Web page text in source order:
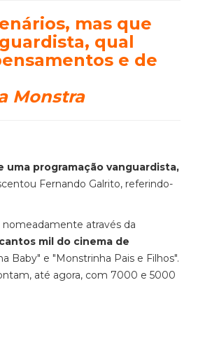
mas que
qual
e de
Monstra
uma programação vanguardista,
Fernando Galrito, referindo-
através da
mil do cinema de
Baby" e "Monstrinha Pais e Filhos".
até agora, com 7000 e 5000